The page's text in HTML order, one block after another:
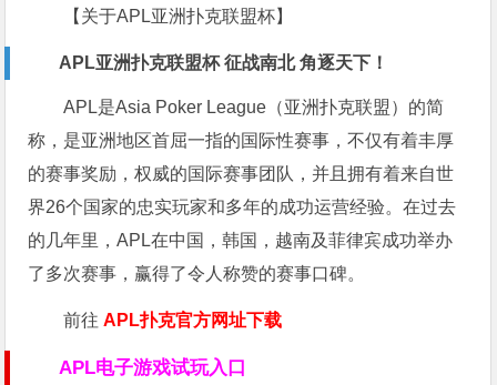
【关于APL亚洲扑克联盟杯】
APL亚洲扑克联盟杯 征战南北 角逐天下！
APL是Asia Poker League（亚洲扑克联盟）的简
称，是亚洲地区首屈一指的国际性赛事，不仅有着丰厚
的赛事奖励，权威的国际赛事团队，并且拥有着来自世
界26个国家的忠实玩家和多年的成功运营经验。在过去
的几年里，APL在中国，韩国，越南及菲律宾成功举办
了多次赛事，赢得了令人称赞的赛事口碑。
前往APL扑克官方网址下载
APL电子游戏试玩入口